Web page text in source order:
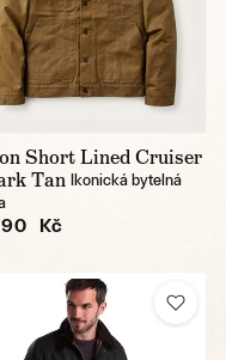
Short Lined Cruiser
Tan Ikonická bytelná
Kč